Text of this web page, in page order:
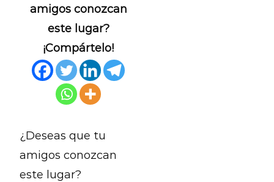
amigos conozcan
este lugar?
¡Compártelo!
¿Deseas que tu
amigos conozcan
este lugar?